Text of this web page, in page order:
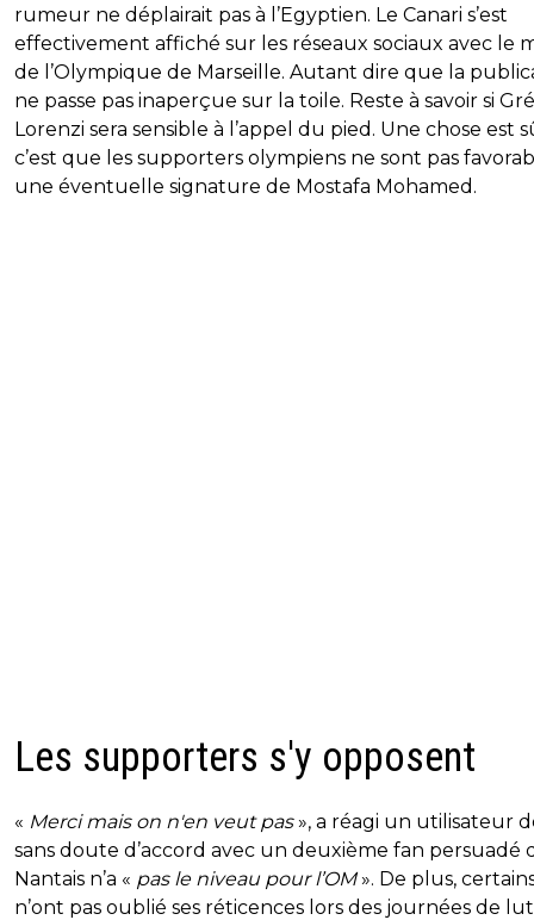
rumeur ne déplairait pas à l’Egyptien. Le Canari s’est
effectivement affiché sur les réseaux sociaux avec le
de l’Olympique de Marseille. Autant dire que la
ne passe pas inaperçue sur la toile. Reste à savoir si
Lorenzi sera sensible à l’appel du pied. Une chose est
c’est que les supporters olympiens ne sont pas
une éventuelle signature de Mostafa Mohamed.
Les supporters s'y opposent
« Merci mais on n'en veut pas», a réagi un utilisateur
sans doute d’accord avec un deuxième fan persuadé
Nantais n’a « pas le niveau pour l’OM». De plus,
n’ont pas oublié ses réticences lors des journées de